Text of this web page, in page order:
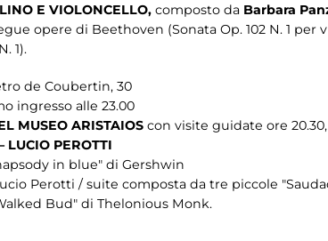
E VIOLONCELLO, composto da Barbara
opere di Beethoven (Sonata Op. 102 N. 1
1).
de Coubertin, 30
ingresso alle 23.00
MUSEO ARISTAIOS con visite guidate ore 20.30,
LUCIO PEROTTI
in blue" di Gershwin
Perotti / suite composta da tre piccole
Bud" di Thelonious Monk.